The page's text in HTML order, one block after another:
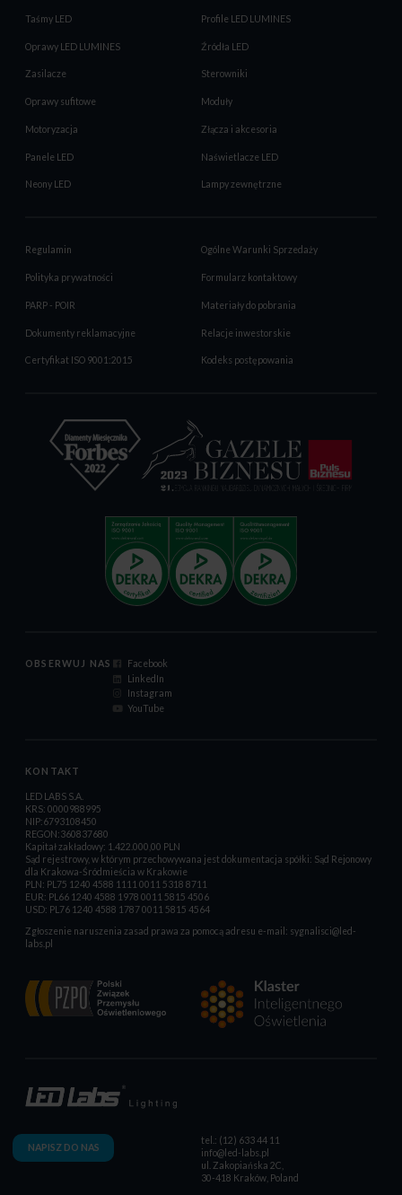
Taśmy LED Profile LED LUMINES
Oprawy LED LUMINES Źródła LED
Zasilacze Sterowniki
Oprawy sufitowe Moduły
Motoryzacja Złącza i akcesoria
Panele LED Naświetlacze LED
Neony LED Lampy zewnętrzne
Regulamin Ogólne Warunki Sprzedaży
Polityka prywatności Formularz kontaktowy
PARP - POIR Materiały do pobrania
Dokumenty reklamacyjne Relacje inwestorskie
Certyfikat ISO 9001:2015 Kodeks postępowania
OBSERWUJ NAS
Facebook
LinkedIn
Instagram
YouTube
KONTAKT
LED LABS S.A.
KRS: 0000988995
NIP:6793108450
REGON:360837680
Kapitał zakładowy: 1.422.000,00 PLN
Sąd rejestrowy, w którym przechowywana jest dokumentacja spółki: Sąd Rejonowy
dla Krakowa-Śródmieścia w Krakowie
PLN: PL75 1240 4588 1111 0011 5318 8711
EUR: PL66 1240 4588 1978 0011 5815 4506
USD: PL76 1240 4588 1787 0011 5815 4564
Zgłoszenie naruszenia zasad prawa za pomocą adresu e-mail: sygnalisci@led-
labs.pl
NAPISZ DO NAS
tel.: (12) 633 44 11
info@led-labs.pl
ul. Zakopiańska 2C,
30-418 Kraków, Poland